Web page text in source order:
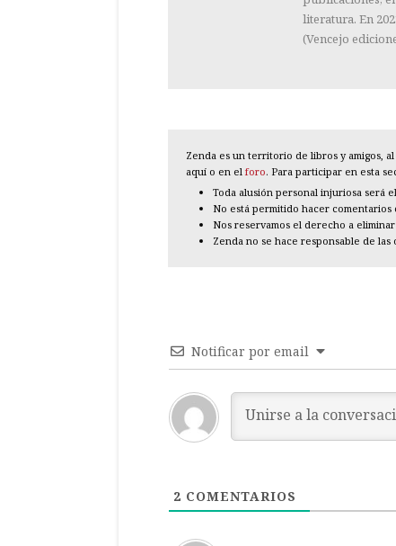
literatura. En
(Vencejo
Zenda es un territorio de libros y amigos,
aquí o en el foro. Para participar en esta
Toda alusión personal injuriosa será
No está permitido hacer comentarios
Nos reservamos el derecho a
Zenda no se hace responsable de las
Notificar por email
2 COMENTARIOS